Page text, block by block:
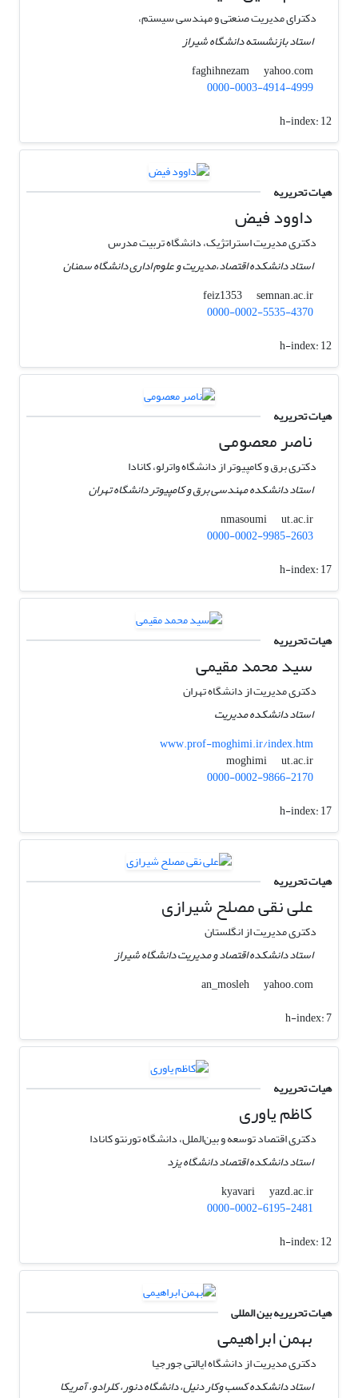
دکترای مدیریت صنعتی و مهندسی سیستم،
استاد بازنشسته دانشگاه شیراز
faghihnezam
yahoo.com
0000-0003-4914-4999
h-index:12
هیات تحریریه
داوود فیض
دکتری مدیریت استراتژیک، دانشگاه تربیت مدرس
استاد دانشکده اقتصاد،مدیریت و علوم اداری دانشگاه سمنان
feiz1353
semnan.ac.ir
0000-0002-5535-4370
h-index:12
هیات تحریریه
ناصر معصومی
دکتری برق و کامپیوتر از دانشگاه واترلو، کانادا
استاد دانشکده مهندسی برق و کامپیوتر دانشگاه تهران
nmasoumi
ut.ac.ir
0000-0002-9985-2603
h-index:17
هیات تحریریه
سید محمد مقیمی
دکتری مدیریت از دانشگاه تهران
استاد دانشکده مدیریت
www.prof-moghimi.ir/index.htm
moghimi
ut.ac.ir
0000-0002-9866-2170
h-index:17
هیات تحریریه
علی نقی مصلح شیرازی
دکتری مدیریت از انگلستان
استاد دانشکده اقتصاد و مدیریت دانشگاه شیراز
an_mosleh
yahoo.com
h-index:7
هیات تحریریه
کاظم یاوری
دکتری اقتصاد توسعه و بین‌الملل، دانشگاه تورنتو کانادا
استاد دانشکده اقتصاد دانشگاه یزد
kyavari
yazd.ac.ir
0000-0002-6195-2481
h-index:12
هیات تحریریه بین المللی
بهمن ابراهیمی
دکتری مدیریت از دانشگاه ایالتی جورجیا
استاد دانشکده کسب وکار دنیل، دانشگاه دنور، کلرادو، آمریکا